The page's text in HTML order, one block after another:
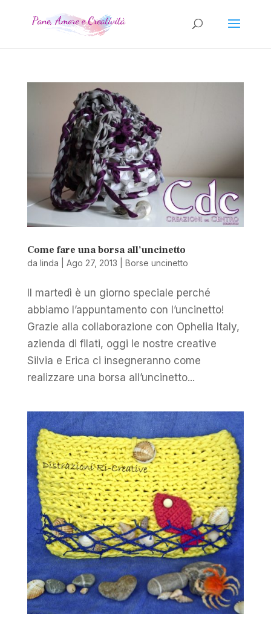
Come fare una borsa all’uncinetto
da linda Ago 27, 2013 Borse uncinetto
Il martedì è un giorno speciale perché
abbiamo l’appuntamento con l’uncinetto!
Grazie alla collaborazione con Ophelia Italy,
azienda di filati, oggi le nostre creative
Silvia e Erica ci insegneranno come
realizzare una borsa all’uncinetto...